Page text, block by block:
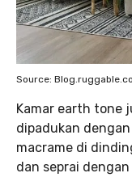
Source:
Kamar earth tone
dipadukan
macrame di
dan seprai